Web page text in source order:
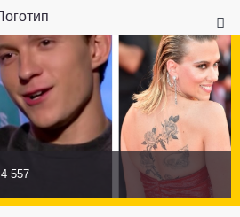
4 557